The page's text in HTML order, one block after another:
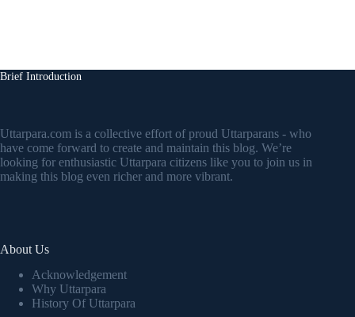
Brief Introduction
Uttarpara.com is a collective effort of proud Uttarparans - who
have come forward to create and maintain this blog. We’re
looking for enthusiastic Uttarpara citizens like you to join us in
making this blog even richer and more vibrant.
About Us
Acknowledgement
Why Uttarpara
History Of Uttarpara